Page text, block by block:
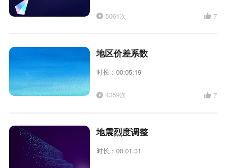
5061次 7
地区价差系数
时长：00:05:19
4359次 7
地震烈度调整
时长：00:01:31